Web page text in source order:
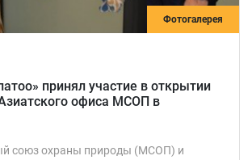
Фотогалерея
принял участие в открытии
офиса МСОП в
союз охраны природы (МСОП) и